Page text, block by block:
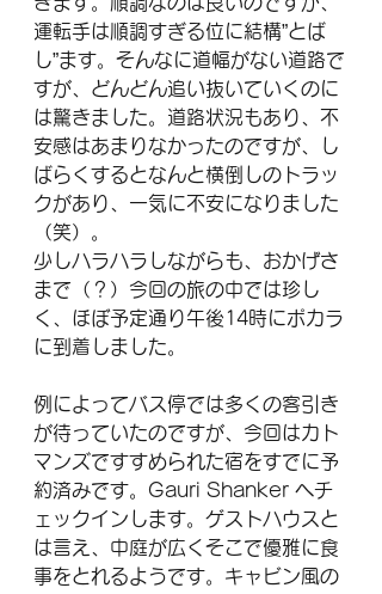
運転手は順調すぎる位に結構”とば
し”ます。そんなに道幅がない道路で
すが、どんどん追い抜いていくのに
は驚きました。道路状況もあり、不
安感はあまりなかったのですが、し
ばらくするとなんと横倒しのトラッ
クがあり、一気に不安になりました
（笑）。
少しハラハラしながらも、おかげさ
まで（？）今回の旅の中では珍し
く、ほぼ予定通り午後14時にポカラ
に到着しました。
例によってバス停では多くの客引き
が待っていたのですが、今回はカト
マンズですすめられた宿をすでに予
約済みです。Gauri Shanker へチ
ェックインします。ゲストハウスと
は言え、中庭が広くそこで優雅に食
事をとれるようです。キャビン風の